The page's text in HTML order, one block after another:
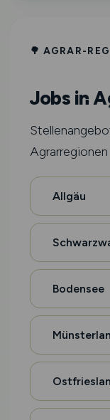
🌳 AGRAR-
Jobs in
Allgäu
Bodensee